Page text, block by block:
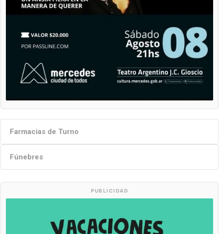
Farmacias de Turno
Fúnebres
PUBLICIDAD